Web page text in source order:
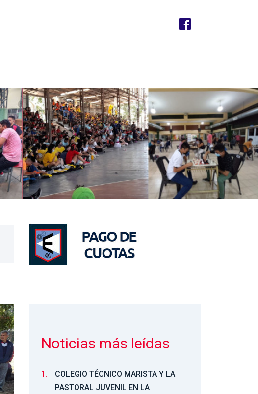
Noticias más leídas
1.
COLEGIO TÉCNICO MARISTA Y LA
PASTORAL JUVENIL EN LA